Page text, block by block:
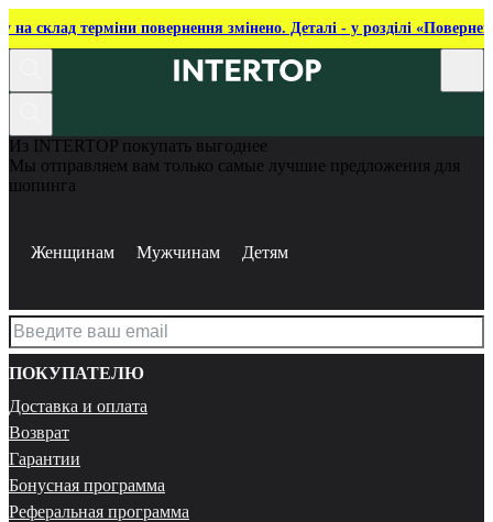
на склад терміни повернення змінено. Деталі - у розділі
Из INTERTOP покупать выгоднее
Мы отправляем вам только самые лучшие предложения для
шопинга
Женщинам Мужчинам Детям
ПОКУПАТЕЛЮ
Доставка и оплата
Возврат
Гарантии
Бонусная программа
Реферальная программа